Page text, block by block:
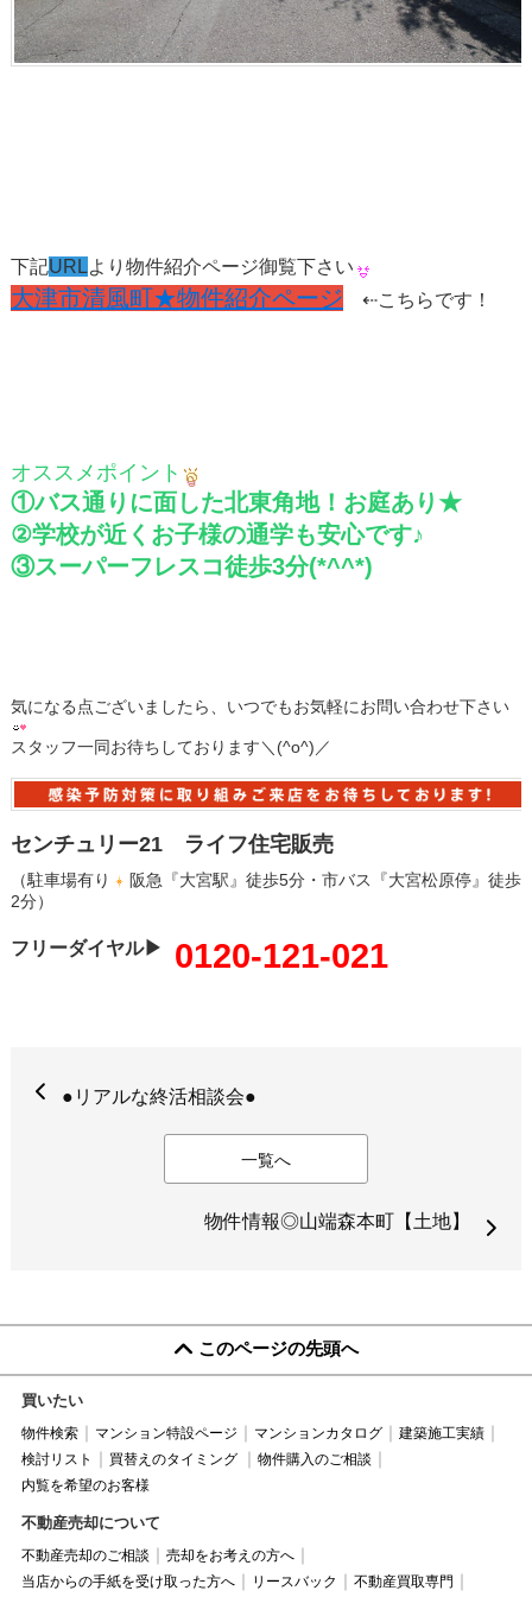
下記URLより物件紹介ページ御覧下さい
大津市清風町★物件紹介ページ ⇠こちらです！
オススメポイント
①バス通りに面した北東角地！お庭あり★
②学校が近くお子様の通学も安心です♪
③スーパーフレスコ徒歩3分(*^^*)
気になる点ございましたら、いつでもお気軽にお問い合わせ下さい
スタッフ一同お待ちしております＼(^o^)／
センチュリー21 ライフ住宅販売
（駐車場有り
阪急『大宮駅』徒歩5分・市バス『大宮松原停』徒歩
2分）
フリーダイヤル▶ 0120-121-021
●リアルな終活相談会●
一覧へ
物件情報◎山端森本町【土地】
このページの先頭へ
買いたい
物件検索 マンション特設ページ マンションカタログ
建築施工実績
検討リスト
買替えのタイミング
物件購入のご相談
内覧を希望のお客様
不動産売却について
不動産売却のご相談
売却をお考えの方へ
当店からの手紙を受け取った方へ
リースバック
不動産買取専門